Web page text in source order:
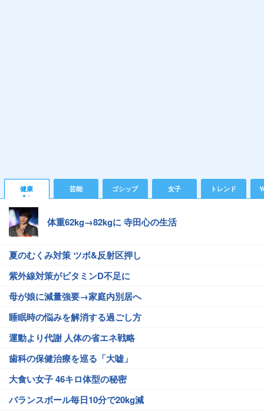
健康 芸能 ゴシップ 女子 トレンド
体重62kg→82kgに 寺田心の生活
夏のむくみ対策 ツボ&反射区押し
紫外線対策がビタミンD不足に
母が娘に減量強要→家庭内別居へ
睡眠時の悩みを解消する過ごし方
運動より代謝 人体の省エネ戦略
歯科の保健治療を巡る「大嘘」
大食い女子 46キロ体型の秘密
バランスボール毎日10分で20kg減